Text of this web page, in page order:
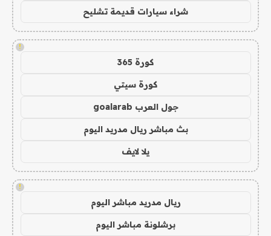
شراء سيارات قديمة تشليح
!
كورة 365
كورة سيتي
جول العرب goalarab
بث مباشر ريال مدريد اليوم
يلا لايف
!
ريال مدريد مباشر اليوم
برشلونة مباشر اليوم